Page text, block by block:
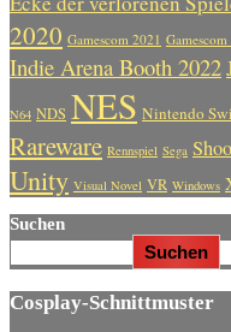
2020 Gamescom 2021
Indie Arena Booth 2022
N64 NDS NES Nintendo
Rareware Rennspiel Sega
Unity Visual Novel VR Windows
Suchen
Suchen
Cosplay-Schnittmuster